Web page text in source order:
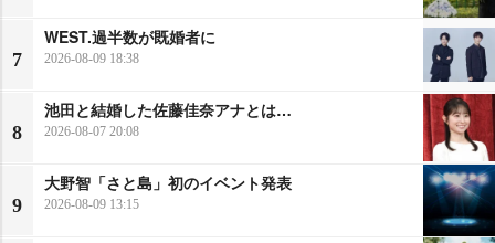
7
WEST.過半数が既婚者に
2026-08-09 18:38
8
池田と結婚した佐藤佳奈アナとは…
2026-08-07 20:08
9
大野智「さと島」初のイベント発表
2026-08-09 13:15